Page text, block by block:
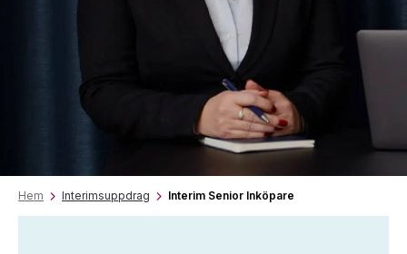
Hem Interimsuppdrag Interim Senior Inköpare